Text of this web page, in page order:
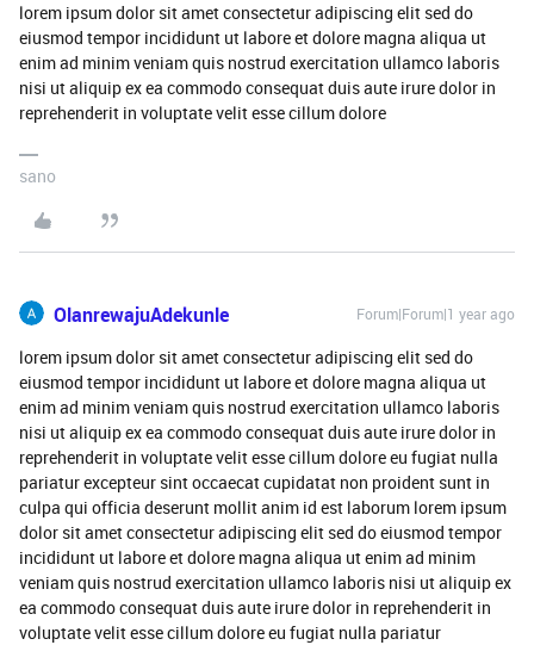
lorem ipsum dolor sit amet consectetur adipiscing elit sed do
eiusmod tempor incididunt ut labore et dolore magna aliqua ut
enim ad minim veniam quis nostrud exercitation ullamco laboris
nisi ut aliquip ex ea commodo consequat duis aute irure dolor in
reprehenderit in voluptate velit esse cillum dolore
sano
OlanrewajuAdekunle Forum|Forum|1 year ago
lorem ipsum dolor sit amet consectetur adipiscing elit sed do
eiusmod tempor incididunt ut labore et dolore magna aliqua ut
enim ad minim veniam quis nostrud exercitation ullamco laboris
nisi ut aliquip ex ea commodo consequat duis aute irure dolor in
reprehenderit in voluptate velit esse cillum dolore eu fugiat nulla
pariatur excepteur sint occaecat cupidatat non proident sunt in
culpa qui officia deserunt mollit anim id est laborum lorem ipsum
dolor sit amet consectetur adipiscing elit sed do eiusmod tempor
incididunt ut labore et dolore magna aliqua ut enim ad minim
veniam quis nostrud exercitation ullamco laboris nisi ut aliquip ex
ea commodo consequat duis aute irure dolor in reprehenderit in
voluptate velit esse cillum dolore eu fugiat nulla pariatur